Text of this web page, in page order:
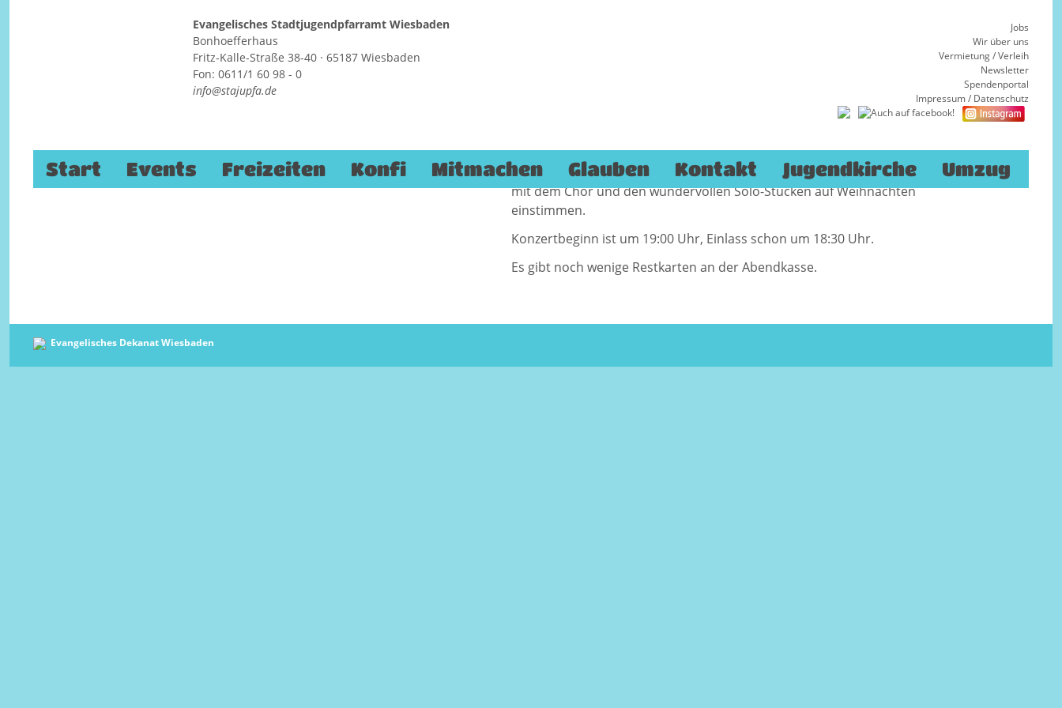
Evangelisches Stadtjugendpfarramt Wiesbaden
Bonhoefferhaus
Fritz-Kalle-Straße 38-40 · 65187 Wiesbaden
Fon: 0611/1 60 98 - 0
info@stajupfa.de
Jobs
Wir über uns
Vermietung / Verleih
Newsletter
Spendenportal
Impressum/ Datenschutz
Zum Inhalt springen
Start Events Freizeiten Konfi Mitmachen Glauben Kontakt Jugendkirche Umzug
Xang goes Gospel – Weihnachtskonzert
Kaiser-Friedrich-Ring 7
65185 Wiesbaden
Eines der Konzerthighlights des Jahres ist die Christmas Celebration unseres
Gospelchores „Xang goes Gospel“, der in diesem Jahr sein 30-jähriges Bestehen
In der atemberaubenden Kulisse der Ringkirche können sich alle gemeinsam
mit dem Chor und den wundervollen Solo-Stücken auf Weihnachten
einstimmen.
Konzertbeginn ist um 19:00 Uhr, Einlass schon um 18:30 Uhr.
Es gibt noch wenige Restkarten an der Abendkasse.
Evangelisches Dekanat Wiesbaden